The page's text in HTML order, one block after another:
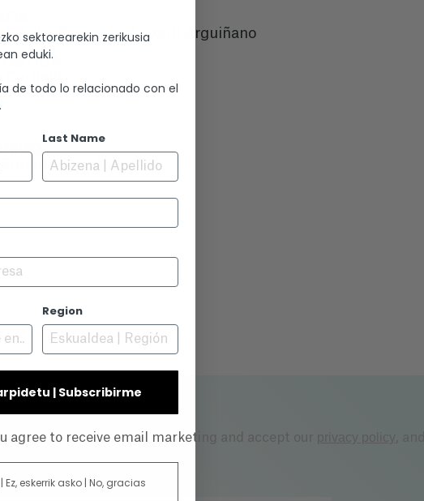
Gaizka Bourgeaud, Txarli Arguiñano
Fernández
sektorearekin zerikusia
eduki.
de todo lo relacionado con el
Last Name
Region
| Subscribirme
agree to receive email marketing and accept our
Ez, eskerrik asko | No, gracias